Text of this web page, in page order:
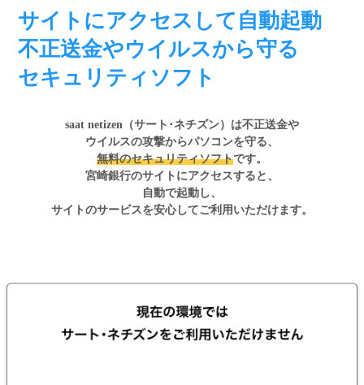
サイトにアクセスして 自動起動
不正送金やウイルスから守る
セキュリティソフト
saat netizen（サート･ネチズン）は不正送金や
ウイルスの攻撃からパソコンを守る、
無料のセキュリティソフトです。
宮崎銀行のサイトにアクセスすると、
自動で起動し、
サイトのサービスを安心してご利用いただけます。